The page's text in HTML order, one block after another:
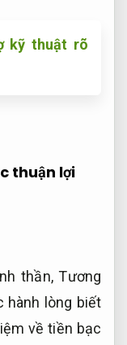
kỹ thuật rõ
thuận lợi
thần,Tương
hành lòng biết
về tiền bạc